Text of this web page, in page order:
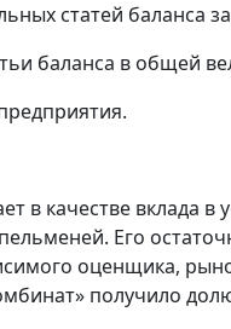
статей баланса
баланса в общей
в качестве вклада
Его
оценщика,
получило